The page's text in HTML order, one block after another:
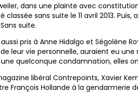
dans une plainte avec
sans suite le 11 avril 2013.
suite.
aussi pris à Anne Hidalgo et
leur vie personnelle, auraient eu
quelconque condamnation, elles
libéral Contrepoints, Xavier
François Hollande à la